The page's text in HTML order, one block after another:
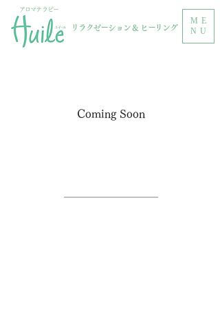
ME
NU
アロマテラピー
リラクゼーション & ヒーリング
Coming Soon